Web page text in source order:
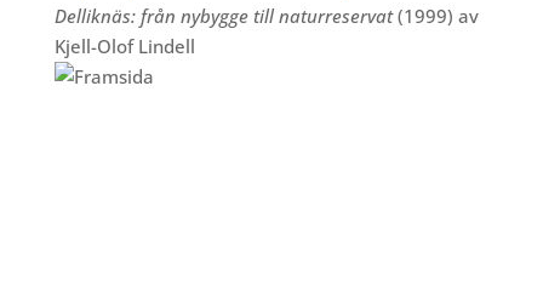
Delliknäs: från nybygge till naturreservat(1999) av
Kjell-Olof Lindell